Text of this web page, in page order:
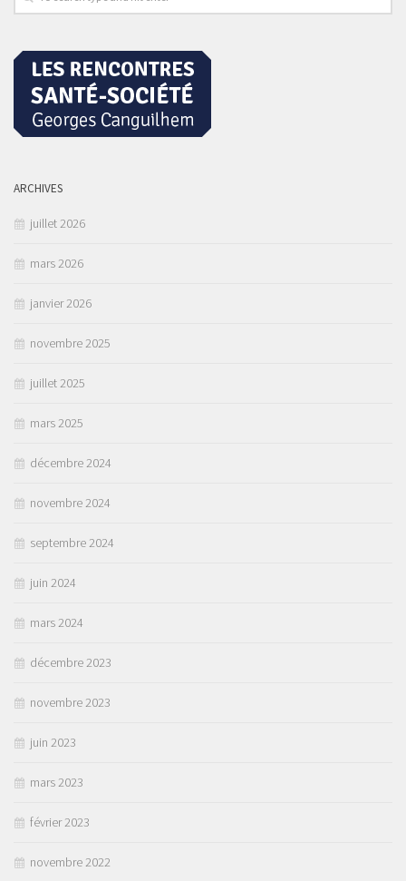
ARCHIVES
juillet 2026
mars 2026
janvier 2026
novembre 2025
juillet 2025
mars 2025
décembre 2024
novembre 2024
septembre 2024
juin 2024
mars 2024
décembre 2023
novembre 2023
juin 2023
mars 2023
février 2023
novembre 2022